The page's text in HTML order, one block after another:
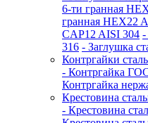
6-ти гранная
гранная HEX22
CAP12 AISI 304 -
316 - Заглушка
Контргайки
- Контргайка
Контргайка
Крестовина
- Крестовина